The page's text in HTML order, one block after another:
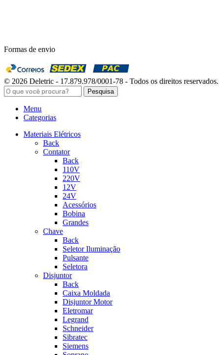
Formas de envio
© 2026 Deletric - 17.879.978/0001-78 - Todos os direitos reservados.
Pesquisa
Menu
Categorias
Materiais Elétricos
Back
Contator
Back
110V
220V
12V
24V
Acessórios
Bobina
Grandes
Chave
Back
Seletor Iluminação
Pulsante
Seletora
Disjuntor
Back
Caixa Moldada
Disjuntor Motor
Eletromar
Legrand
Schneider
Sibratec
Siemens